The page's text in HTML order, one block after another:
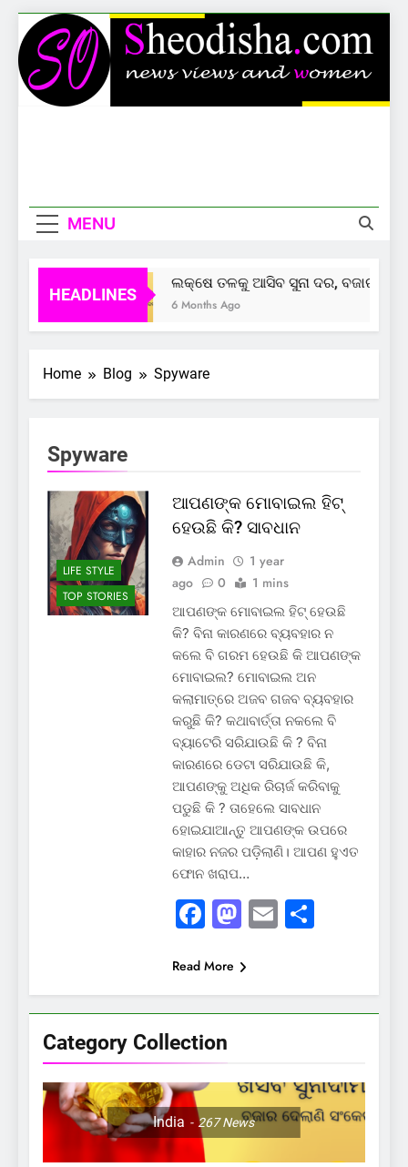
Skip
to
content
MENU
HEADLINES
ଲକ୍ଷେ ତଳକୁ ଆସିବ ସୁନା ଦର, ବଜାର
6 Months Ago
Home Blog Spyware
Category Collection
India 267News
Spyware
LIFE STYLE
TOP STORIES
ଆପଣଙ୍କ ମୋବାଇଲ ହିଟ୍
ହେଉଛି କି? ସାବଧାନ
Admin
1 year
ago
0 1 mins
ଆପଣଙ୍କ ମୋବାଇଲ ହିଟ୍ ହେଉଛି
କି? ବିନା କାରଣରେ ବ୍ୟବହାର ନ
କଲେ ବି ଗରମ ହେଉଛି କି ଆପଣଙ୍କ
ମୋବାଇଲ? ମୋବାଇଲ ଅନ
କଲାମାତ୍ରେ ଅଜବ ଗଜବ ବ୍ୟବହାର
କରୁଛି କି? କଥାବାର୍ତ୍ତା ନକଲେ ବି
ବ୍ୟାଟେରି ସରିଯାଉଛି କି ? ବିନା
କାରଣରେ ଡେଟା ସରିଯାଉଛି କି,
ଆପଣଙ୍କୁ ଅଧିକ ରିଚାର୍ଜ କରିବାକୁ
ପଡୁଛି କି ? ତାହେଲେ ସାବଧାନ
ହୋଇଯାଆନ୍ତୁ ଆପଣଙ୍କ ଉପରେ
କାହାର ନଜର ପଡ଼ିଲାଣି। ଆପଣ ହୁଏତ
ଫୋନ ଖରାପ…
Facebook
Mastodon
EmailShare
Read More